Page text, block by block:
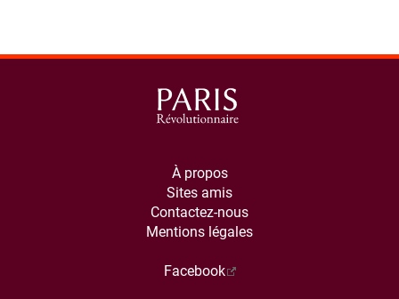
À propos
Sites amis
Contactez-nous
Mentions légales
Facebook